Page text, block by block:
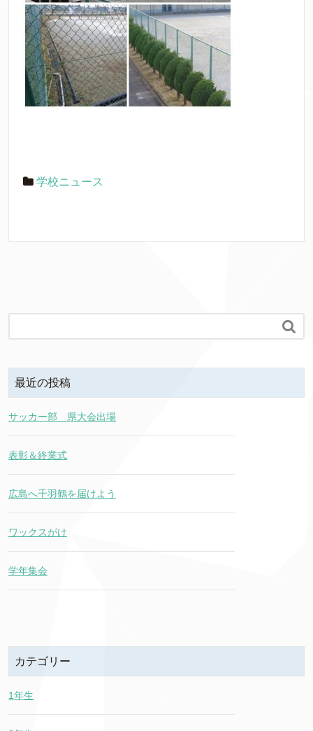
学校ニュース

最近の投稿
サッカー部 県大会出場
表彰＆終業式
広島へ千羽鶴を届けよう
ワックスがけ
学年集会
カテゴリー
1年生